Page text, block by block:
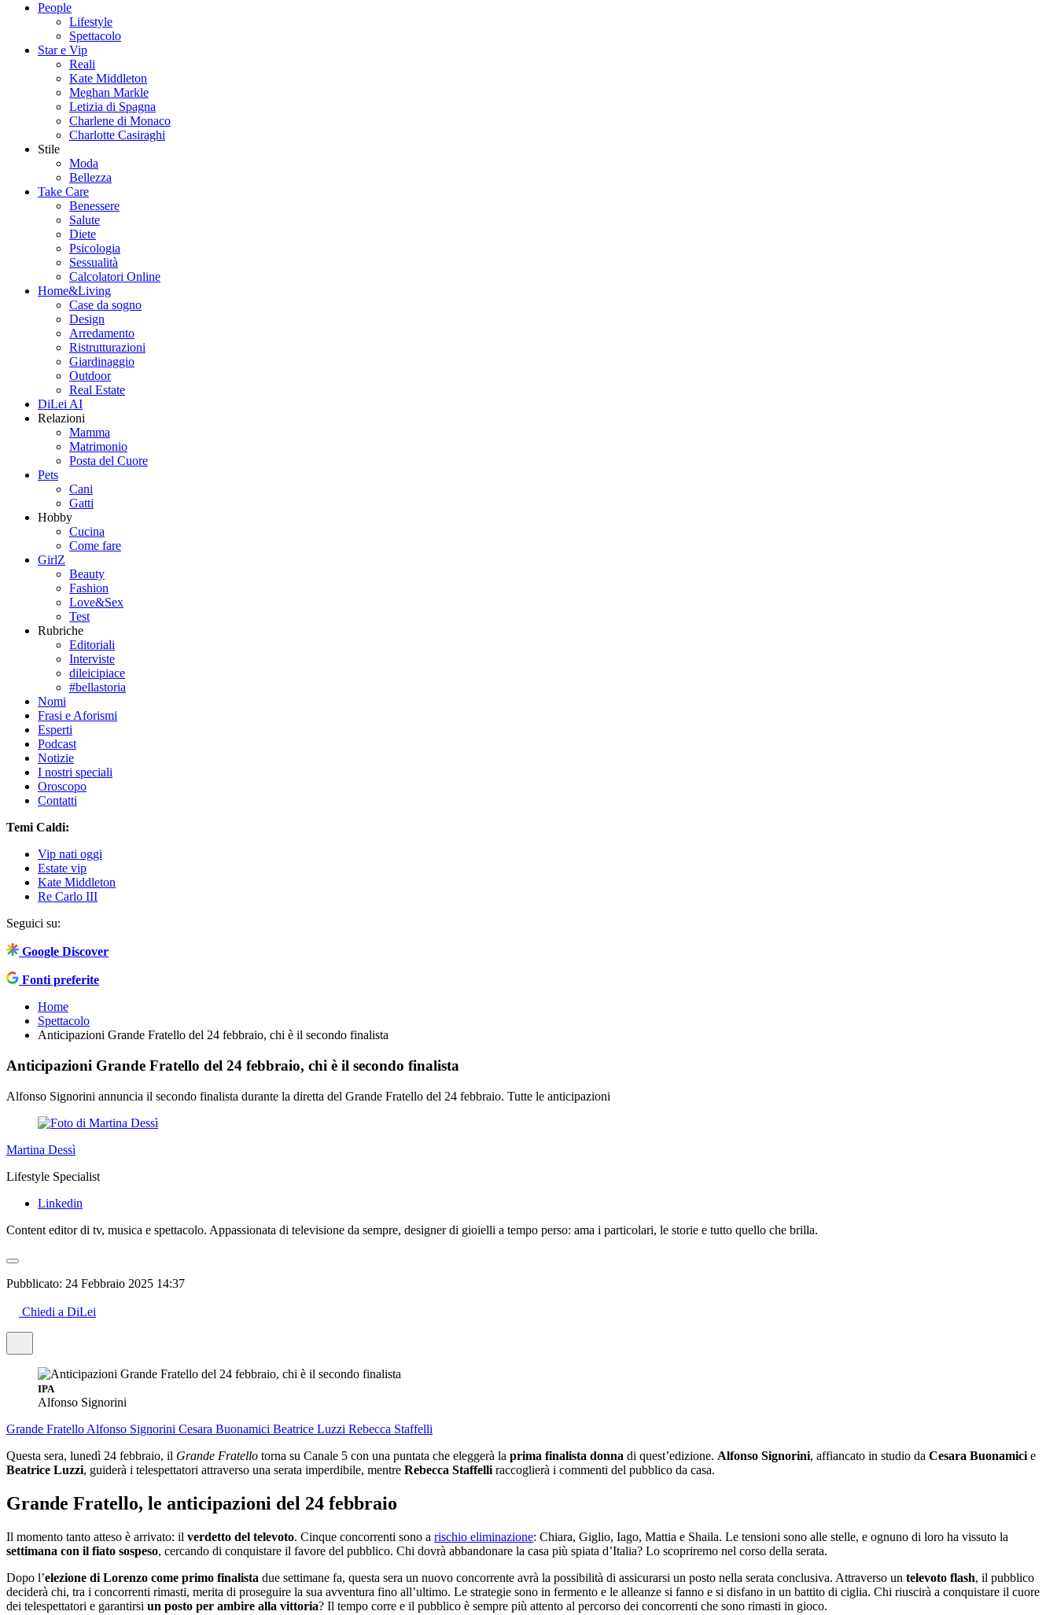
People
Lifestyle
Spettacolo
Star e Vip
Reali
Kate Middleton
Meghan Markle
Letizia di Spagna
Charlene di Monaco
Charlotte Casiraghi
Stile
Moda
Bellezza
Take Care
Benessere
Salute
Diete
Psicologia
Sessualità
Calcolatori Online
Home&Living
Case da sogno
Design
Arredamento
Ristrutturazioni
Giardinaggio
Outdoor
Real Estate
DiLei AI
Relazioni
Mamma
Matrimonio
Posta del Cuore
Pets
Cani
Gatti
Hobby
Cucina
Come fare
GirlZ
Beauty
Fashion
Love&Sex
Test
Rubriche
Editoriali
Interviste
dileicipiace
#bellastoria
Nomi
Frasi e Aforismi
Esperti
Podcast
Notizie
I nostri speciali
Oroscopo
Contatti
Temi Caldi:
Vip nati oggi
Estate vip
Kate Middleton
Re Carlo III
Seguici su:
Google Discover
Fonti preferite
Home
Spettacolo
Anticipazioni Grande Fratello del 24 febbraio, chi è il secondo finalista
Anticipazioni Grande Fratello del 24 febbraio, chi è il secondo finalista
Alfonso Signorini annuncia il secondo finalista durante la diretta del Grande Fratello del 24 febbraio. Tutte le anticipazioni
Martina Dessì
Lifestyle Specialist
Linkedin
Content editor di tv, musica e spettacolo. Appassionata di televisione da sempre, designer di gioielli a tempo perso: ama i particolari, le storie e tutto quello che brilla.
Pubblicato: 24 Febbraio 2025 14:37
Chiedi a DiLei
IPA
Alfonso Signorini
Grande Fratello Alfonso Signorini Cesara Buonamici Beatrice Luzzi Rebecca Staffelli
Questa sera, lunedì 24 febbraio, il Grande Fratello torna su Canale 5 con una puntata che eleggerà la prima finalista donna di quest’edizione. Alfonso Signorini, affiancato in studio da Cesara Buonamici e
Beatrice Luzzi, guiderà i telespettatori attraverso una serata imperdibile, mentre Rebecca Staffelli raccoglierà i commenti del pubblico da casa.
Grande Fratello, le anticipazioni del 24 febbraio
Il momento tanto atteso è arrivato: il verdetto del televoto. Cinque concorrenti sono a rischio eliminazione: Chiara, Giglio, Iago, Mattia e Shaila. Le tensioni sono alle stelle, e ognuno di loro ha vissuto la
settimana con il fiato sospeso, cercando di conquistare il favore del pubblico. Chi dovrà abbandonare la casa più spiata d’Italia? Lo scopriremo nel corso della serata.
Dopo l’elezione di Lorenzo come primo finalista due settimane fa, questa sera un nuovo concorrente avrà la possibilità di assicurarsi un posto nella serata conclusiva. Attraverso un televoto flash, il pubblico
deciderà chi, tra i concorrenti rimasti, merita di proseguire la sua avventura fino all’ultimo. Le strategie sono in fermento e le alleanze si fanno e si disfano in un battito di ciglia. Chi riuscirà a conquistare il cuore
dei telespettatori e garantirsi un posto per ambire alla vittoria? Il tempo corre e il pubblico è sempre più attento al percorso dei concorrenti che sono rimasti in gioco.